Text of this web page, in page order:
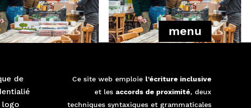
menu
de
logo
Ce site web emploie l’écriture inclusive
et les accords de proximité, deux
techniques syntaxiques et grammaticales